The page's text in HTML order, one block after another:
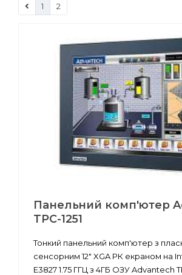
1 2
Панельний комп'ютер
TPC-1251
Тонкий панельний комп'ютер з
сенсорним 12" XGA РК екраном на
E3827 1.75 ГГЦ з 4ГБ ОЗУ Advantech